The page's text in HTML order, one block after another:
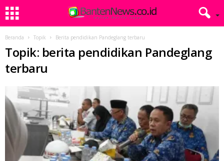
Beranda Topik Berita pendidikan Pandeglang terbaru
Topik: berita pendidikan Pandeglang
terbaru